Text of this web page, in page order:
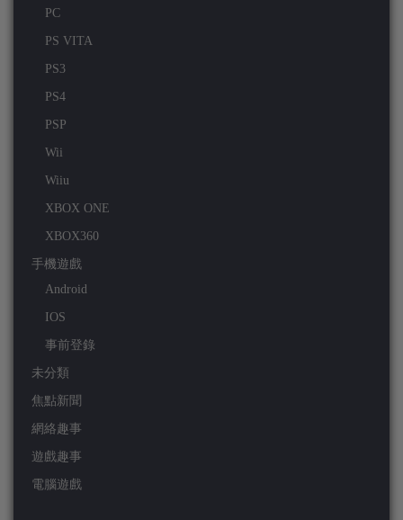
PC
PS VITA
PS3
PS4
PSP
Wii
Wiiu
XBOX ONE
XBOX360
手機遊戲
Android
IOS
事前登錄
未分類
焦點新聞
網絡趣事
遊戲趣事
電腦遊戲